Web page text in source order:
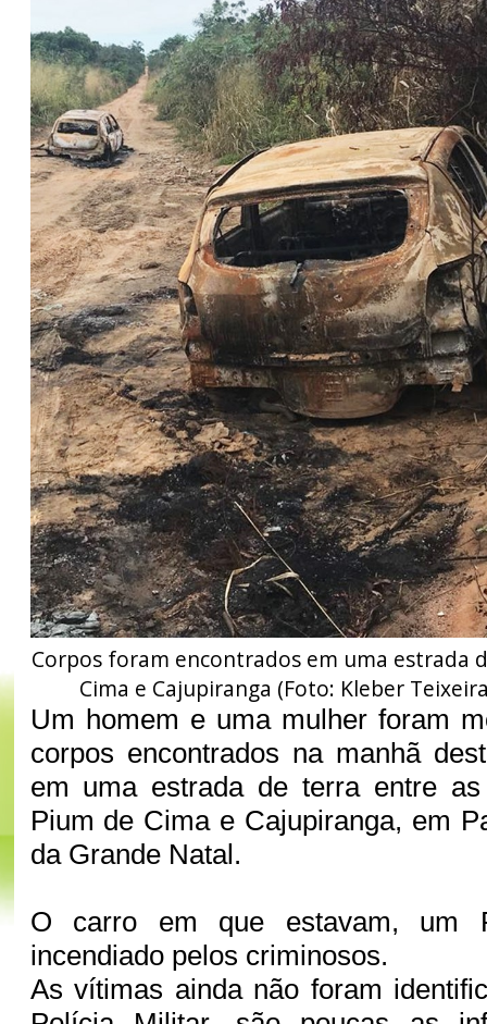
Corpos foram encontrados em uma estrada
Cima e Cajupiranga (Foto: Kleber
Um homem e uma mulher foram
corpos encontrados na manhã
em uma estrada de terra entre as
Pium de Cima e Cajupiranga, em
da Grande Natal.
O carro em que estavam, um
incendiado pelos criminosos.
As vítimas ainda não foram